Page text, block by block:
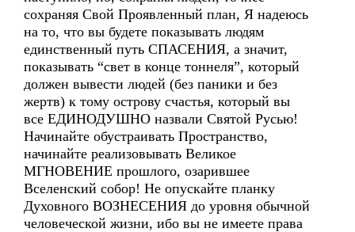
сохраняя Свой Проявленный план, Я надеюсь
на то, что вы будете показывать людям
единственный путь СПАСЕНИЯ, а значит,
показывать “свет в конце тоннеля”, который
должен вывести людей (без паники и без
жертв) к тому острову счастья, который вы
все ЕДИНОДУШНО назвали Святой Русью!
Начинайте обустраивать Пространство,
начинайте реализовывать Великое
МГНОВЕНИЕ прошлого, озарившее
Вселенский собор! Не опускайте планку
Духовного ВОЗНЕСЕНИЯ до уровня обычной
человеческой жизни, ибо вы не имеете права